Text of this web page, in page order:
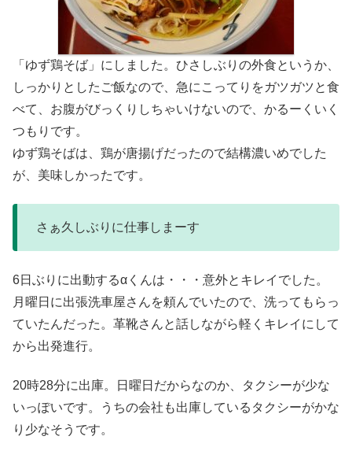
「ゆず鶏そば」にしました。ひさしぶりの外食というか、
しっかりとしたご飯なので、急にこってりをガツガツと食
べて、お腹がびっくりしちゃいけないので、かるーくいく
つもりです。
ゆず鶏そばは、鶏が唐揚げだったので結構濃いめでした
が、美味しかったです。
さぁ久しぶりに仕事しまーす
6日ぶりに出動するαくんは・・・意外とキレイでした。
月曜日に出張洗車屋さんを頼んでいたので、洗ってもらっ
ていたんだった。革靴さんと話しながら軽くキレイにして
から出発進行。
20時28分に出庫。日曜日だからなのか、タクシーが少な
いっぽいです。うちの会社も出庫しているタクシーがかな
り少なそうです。